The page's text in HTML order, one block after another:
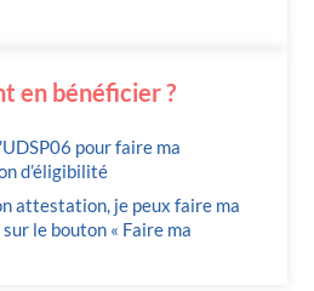
en bénéficier ?
pour faire ma
d’éligibilité
attestation, je peux faire ma
le bouton « Faire ma